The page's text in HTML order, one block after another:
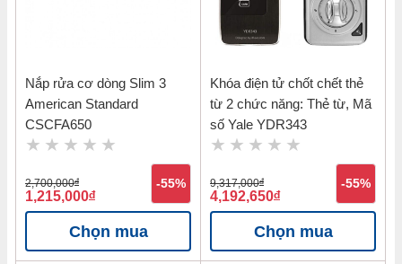
Nắp rửa cơ dòng Slim 3
American Standard
CSCFA650
2,700,000đ
1,215,000đ
-55%
Chọn mua
Khóa điện tử chốt chết thẻ
từ 2 chức năng: Thẻ từ, Mã
số Yale YDR343
9,317,000đ
4,192,650đ
-55%
Chọn mua